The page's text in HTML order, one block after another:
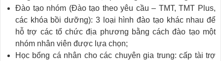
Đào tạo nhóm (Đào tạo theo yêu cầu – TMT, TMT Plus,
các khóa bồi dưỡng): 3 loại hình đào tạo khác nhau để
hỗ trợ các tổ chức địa phương bằng cách đào tạo một
nhóm nhân viên được lựa chọn;
Học bổng cá nhân cho các chuyên gia trung: cấp tài trợ